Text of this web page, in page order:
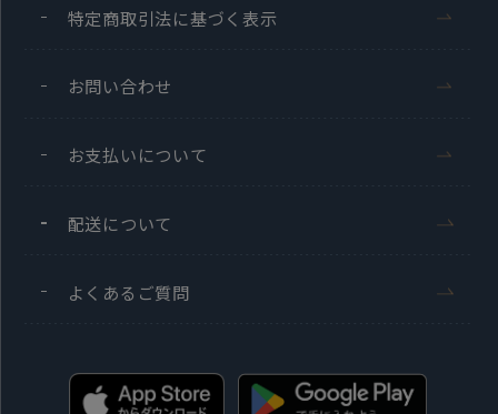
特定商取引法に基づく表示
お問い合わせ
お支払いについて
配送について
よくあるご質問